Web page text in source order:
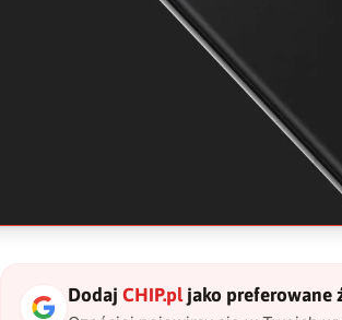
Dodaj CHIP.pljako preferowane